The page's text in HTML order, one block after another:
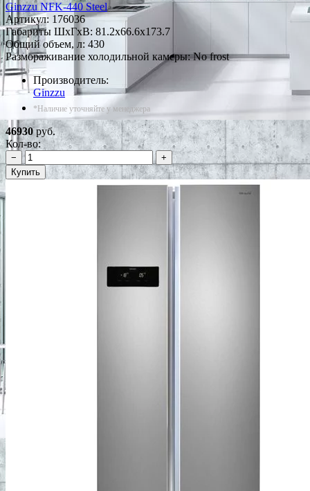
Ginzzu NFK-440 Steel
Артикул: 176036
Габариты ШxГxВ: 81.2x66.6x173.7
Общий объем, л: 430
Размораживание холодильной камеры: No frost
Производитель:
Ginzzu
*Наличие уточняйте у менеджера
46930руб.
Кол-во:
−
+
Купить